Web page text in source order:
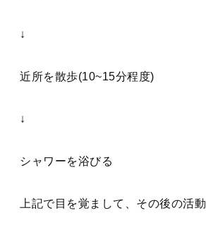
↓
近所を散歩(10~15分程度)
↓
シャワーを浴びる
上記で目を覚まして、その後の活